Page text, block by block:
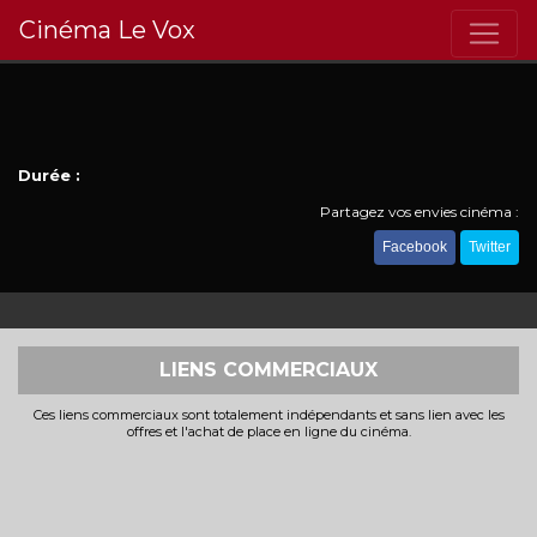
Cinéma Le Vox
Durée :
Partagez vos envies cinéma :
Facebook Twitter
LIENS COMMERCIAUX
Ces liens commerciaux sont totalement indépendants et sans lien avec les
offres et l'achat de place en ligne du cinéma.